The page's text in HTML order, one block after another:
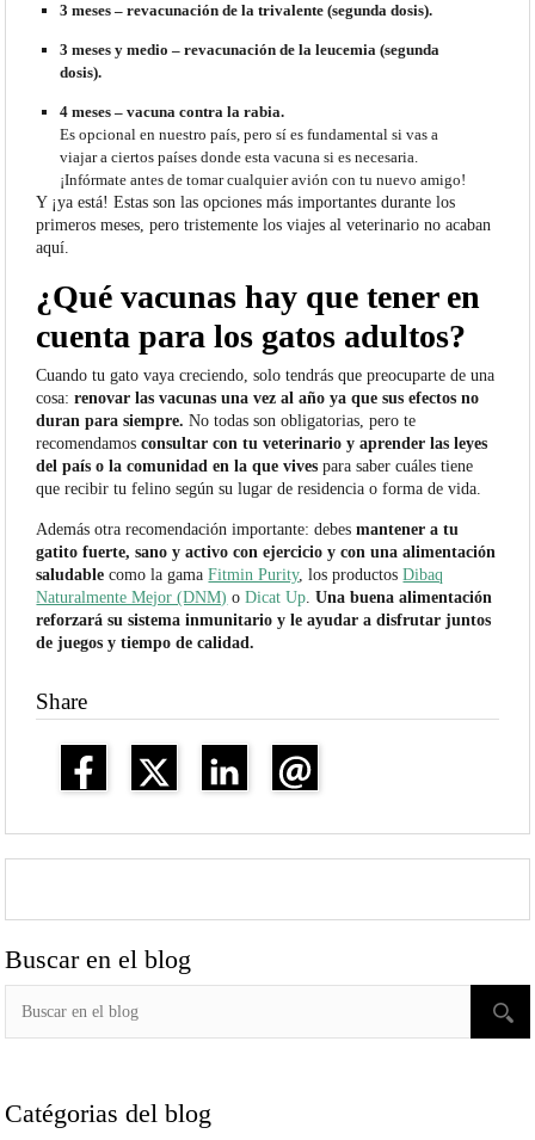
3 meses – revacunación de la trivalente (segunda dosis).
3 meses y medio – revacunación de la leucemia (segunda
dosis).
4 meses – vacuna contra la rabia.
Es opcional en nuestro país, pero sí es fundamental si vas a
viajar a ciertos países donde esta vacuna si es necesaria.
¡Infórmate antes de tomar cualquier avión con tu nuevo amigo!
Y ¡ya está! Estas son las opciones más importantes durante los
primeros meses, pero tristemente los viajes al veterinario no acaban
aquí.
¿Qué vacunas hay que tener en
cuenta para los gatos adultos?
Cuando tu gato vaya creciendo, solo tendrás que preocuparte de una
cosa:renovar las vacunas una vez al año ya que sus efectos no
duran para siempre. No todas son obligatorias, pero te
recomendamosconsultar con tu veterinario y aprender las leyes
del país o la comunidad en la que vives para saber cuáles tiene
que recibir tu felino según su lugar de residencia o forma de vida.
Además otra recomendación importante: debesmantener a tu
gatito fuerte, sano y activo con ejercicio y con una alimentación
saludable como la gamaFitmin Purity, los productosDibaq
Naturalmente Mejor (DNM) oDicat Up.Una buena alimentación
reforzará su sistema inmunitario y le ayudar a disfrutar juntos
de juegos y tiempo de calidad.
Share
Buscar en el blog
Catégorias del blog